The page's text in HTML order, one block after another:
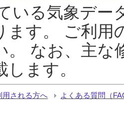
いる気象デー
ます。 ご利用
。 なお、主な
ます。
用される方へ よくある質問（